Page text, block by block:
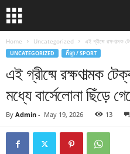
Home Uncategorized এই গ্রীষ্মে রক্ষণাত্মক
UNCATEGORIZED កីឡា / SPORT
এই গ্রীষ্মে রক্ষণাত্মক
মধ্যে বার্সেলোনা ছিঁড়ে
By Admin - May 19, 2026 13